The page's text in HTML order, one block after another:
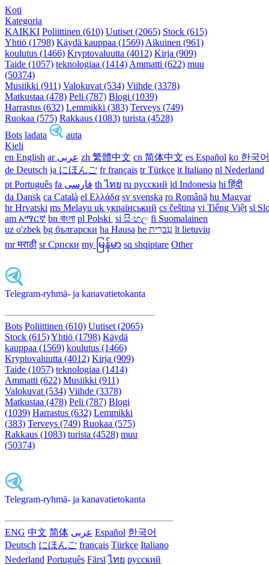
Koti
Kategoria
KAIKKI Poliittinen (610) Uutiset (2065) Stock (615)
Yhtiö (1798) Käydä kauppaa (1569) Aikuinen (961)
koulutus (1466) Kryptovaluutta (4012) Kirja (909)
Taide (1057) teknologiaa (1414) Ammatti (622) muu
(50374)
Musiikki (911) Valokuvat (534) Viihde (3378)
Matkustaa (478) Peli (787) Blogi (1039)
Harrastus (632) Lemmikki (383) Terveys (749)
Ruokaa (575) Rakkaus (1083) turista (4528)
Bots ladata
auta
Kieli
en English
ar عربى zh 繁體中文 cn 简体中文 es Español ko 한국어
de Deutsch ja にほんご fr français tr Türkçe it Italiano nl Nederland
pt Português
th ไทย ru русский id Indonesia hi हिंदी
da Dansk‎ ca Català el Ελλάδα sv svenska ro Română hu Magyar
hr Hrvatski ms Melayu uk український‎ cs čeština‎ vi Tiếng Việt sl
am አማርኛ bn বাংলা pl Polski ‎ si සිංහල fi Suomalainen
uz o'zbek bg български ha Hausa‎ he עִברִית lt lietuvių
mr मराठी sr Српски my မြန်မာ sq shqiptare Other
Telegram-ryhmä- ja kanavatietokanta
Bots Poliittinen (610) Uutiset (2065)
Stock (615)Yhtiö (1798) Käydä
kauppaa (1569) koulutus (1466)
Kryptovaluutta (4012) Kirja (909)
Taide (1057) teknologiaa (1414)
Ammatti (622) Musiikki (911)
Valokuvat (534) Viihde (3378)
Matkustaa (478) Peli (787) Blogi
(1039) Harrastus (632) Lemmikki
(383) Terveys (749) Ruokaa (575)
Rakkaus (1083) turista (4528) muu
(50374)
Telegram-ryhmä- ja kanavatietokanta
ENG 中文 简体 عربى Español 한국어
Deutsch にほんご français Türkçe Italiano
Nederland Português Fārsī‎ ไทย русский